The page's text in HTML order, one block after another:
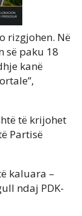
rizgjohen. Në
së paku 18
kanë
të krijohet
Partisë
kaluara –
ndaj PDK-